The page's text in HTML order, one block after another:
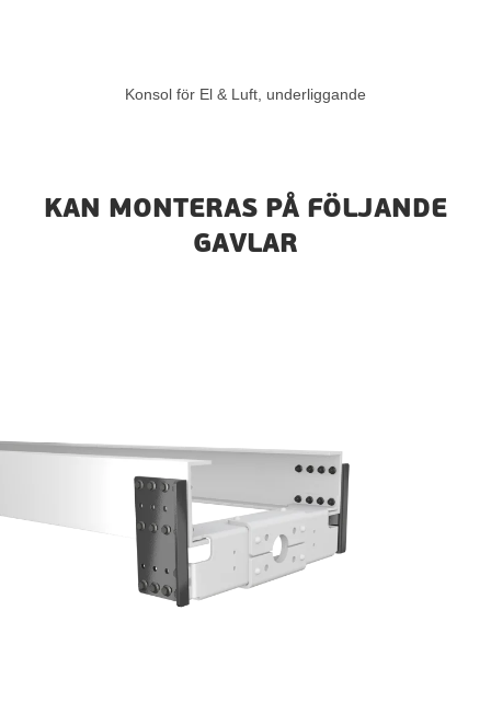
Konsol för El & Luft, underliggande
KAN MONTERAS PÅ FÖLJANDE
GAVLAR